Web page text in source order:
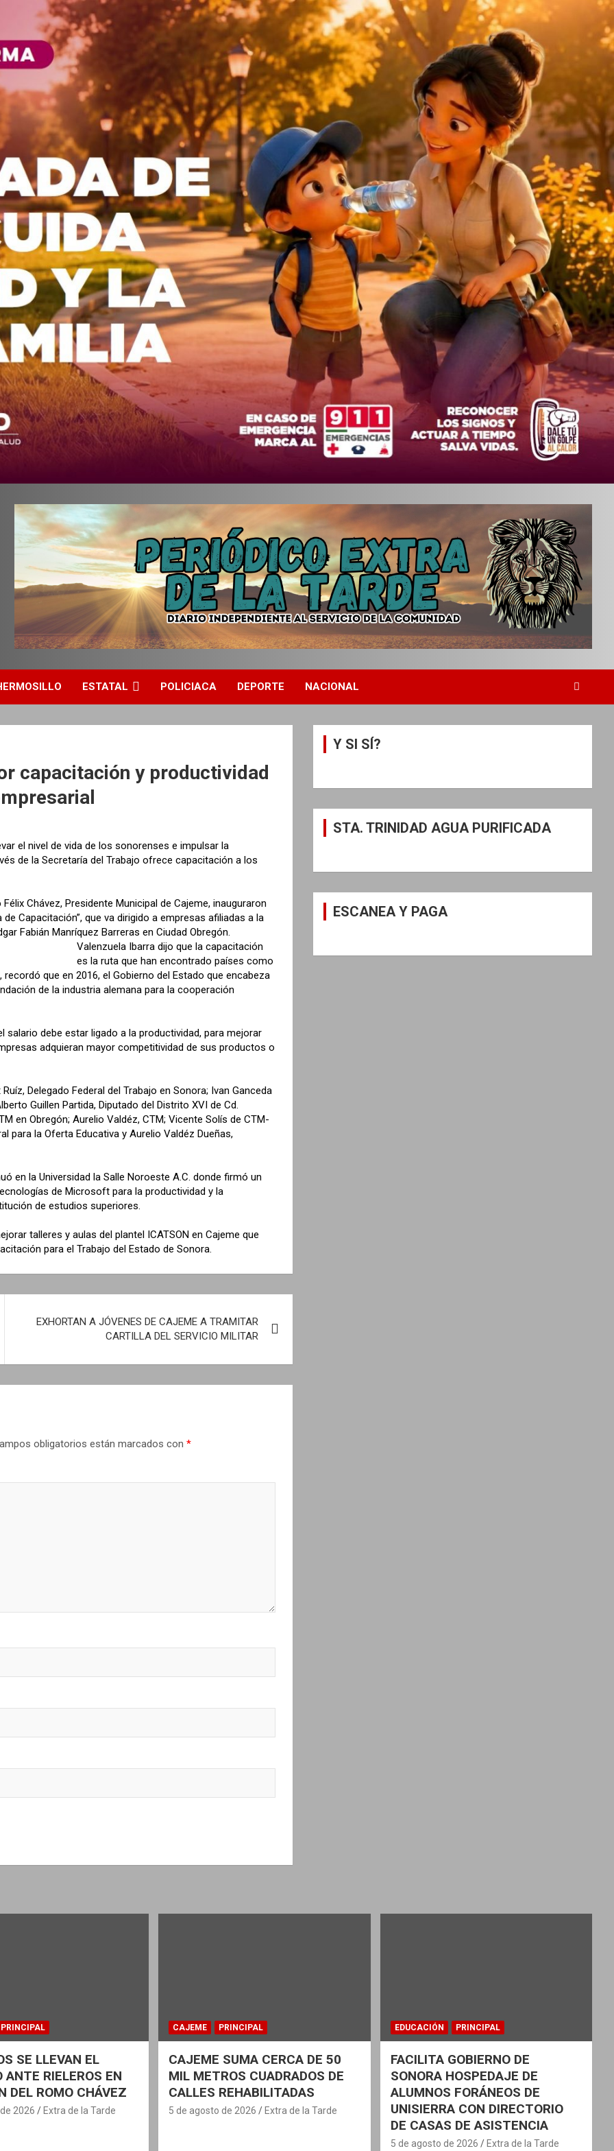
ESTATAL POLICIACA DEPORTE NACIONAL
capacitación y productividad
el nivel de vida de los sonorenses e impulsar la
de la Secretaría del Trabajo ofrece capacitación a los
Chávez, Presidente Municipal de Cajeme, inauguraron
Capacitación”, que va dirigido a empresas afiliadas a la
Fabián Manríquez Barreras en Ciudad Obregón.
Valenzuela Ibarra dijo que la capacitación
es la ruta que han encontrado países como
que en 2016, el Gobierno del Estado que encabeza
de la industria alemana para la cooperación
debe estar ligado a la productividad, para mejorar
adquieran mayor competitividad de sus productos o
Delegado Federal del Trabajo en Sonora; Ivan Ganceda
Guillen Partida, Diputado del Distrito XVI de Cd.
en Obregón; Aurelio Valdéz, CTM; Vicente Solís de CTM-
para la Oferta Educativa y Aurelio Valdéz Dueñas,
en la Universidad la Salle Noroeste A.C. donde firmó un
de Microsoft para la productividad y la
de estudios superiores.
talleres y aulas del plantel ICATSON en Cajeme que
para el Trabajo del Estado de Sonora.
EXHORTAN A JÓVENES DE CAJEME A TRAMITAR
CARTILLA DEL SERVICIO MILITAR
obligatorios están marcados con *
Y SI SÍ?
STA. TRINIDAD AGUA PURIFICADA
ESCANEA Y PAGA
PRINCIPAL
SE LLEVAN EL
ANTE RIELEROS EN
DEL ROMO CHÁVEZ
2026 Extra de la Tarde
CAJEME PRINCIPAL
CAJEME SUMA CERCA DE 50
MIL METROS CUADRADOS DE
CALLES REHABILITADAS
5 de agosto de 2026 Extra de la Tarde
EDUCACIÓN PRINCIPAL
FACILITA GOBIERNO DE
SONORA HOSPEDAJE DE
ALUMNOS FORÁNEOS DE
UNISIERRA CON DIRECTORIO
DE CASAS DE ASISTENCIA
5 de agosto de 2026 Extra de la Tarde